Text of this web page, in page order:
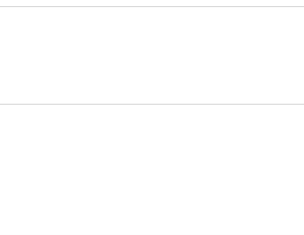
n.c.
livré avec Consuel).